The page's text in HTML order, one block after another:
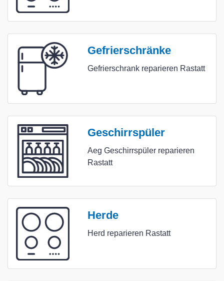
Gefrierschränke
Gefrierschrank reparieren Rastatt
Geschirrspüler
Aeg Geschirrspüler reparieren
Rastatt
Herde
Herd reparieren Rastatt